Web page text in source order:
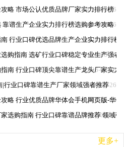
2026-06-26
略 市场公认优质品牌厂家实力排行榜
2026-06-26
谱生产企业实力排行榜选购参考攻略
2026-06-26
行业口碑优选品牌生产企业实力排行榜
2026-06-26
购指南 选矿行业口碑稳定专业生产强者
2026-06-26
南 行业口碑顶尖靠谱生产龙头厂家实力
2026-06-26
|行业口碑靠谱生产厂家领域强者推荐
2026-06-26
略 行业优质品牌华体会手机网页版-华
2026-06-26
选购指南 行业口碑靠谱品牌推荐 领域
更多+